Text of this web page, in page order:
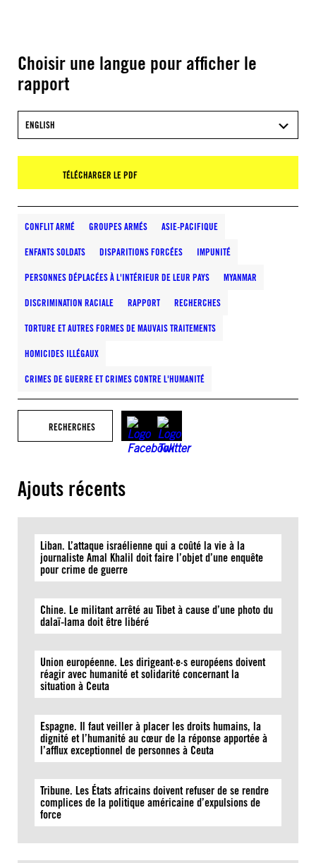
Choisir une langue pour afficher le
rapport
ENGLISH
TÉLÉCHARGER LE PDF
CONFLIT ARMÉ GROUPES ARMÉS ASIE-PACIFIQUE
ENFANTS SOLDATS DISPARITIONS FORCÉES IMPUNITÉ
PERSONNES DÉPLACÉES À L'INTÉRIEUR DE LEUR PAYS MYANMAR
DISCRIMINATION RACIALE RAPPORT RECHERCHES
TORTURE ET AUTRES FORMES DE MAUVAIS TRAITEMENTS
HOMICIDES ILLÉGAUX
CRIMES DE GUERRE ET CRIMES CONTRE L'HUMANITÉ
RECHERCHES
Ajouts récents
Liban. L’attaque israélienne qui a coûté la vie à la
journaliste Amal Khalil doit faire l’objet d’une enquête
pour crime de guerre
Chine. Le militant arrêté au Tibet à cause d’une photo du
dalaï-lama doit être libéré
Union européenne. Les dirigeant·e·s européens doivent
réagir avec humanité et solidarité concernant la
situation à Ceuta
Espagne. Il faut veiller à placer les droits humains, la
dignité et l’humanité au cœur de la réponse apportée à
l’afflux exceptionnel de personnes à Ceuta
Tribune. Les États africains doivent refuser de se rendre
complices de la politique américaine d’expulsions de
force